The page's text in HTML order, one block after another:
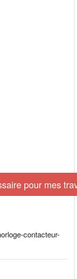
pour mes
contacteur-